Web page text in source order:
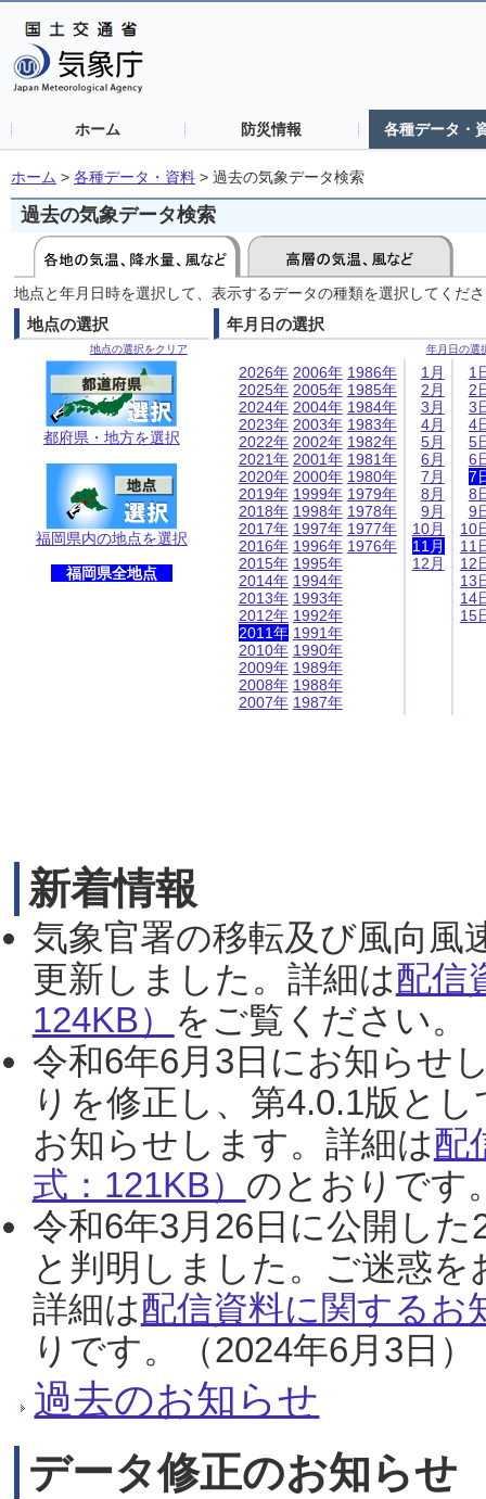
ホーム 防災情報 各種データ・
ホーム > 各種データ・資料 > 過去の気象データ検索
過去の気象データ検索
地点と年月日時を選択して、表示するデータの種類を選択してくだ
地点の選択
地点の選択をクリア
都府県・地方を選択
福岡県内の地点を選択
福岡県全地点
年月日の選択
年月日の選
2026年
2025年
2024年
2023年
2022年
2021年
2020年
2019年
2018年
2017年
2016年
2015年
2014年
2013年
2012年
2011年
2010年
2009年
2008年
2007年
2006年
2005年
2004年
2003年
2002年
2001年
2000年
1999年
1998年
1997年
1996年
1995年
1994年
1993年
1992年
1991年
1990年
1989年
1988年
1987年
1986年
1985年
1984年
1983年
1982年
1981年
1980年
1979年
1978年
1977年
1976年
1月
2月
3月
4月
5月
6月
7月
8月
9月
10月
11月
12月
1
2
3
4
5
6
7
8
9
10
11
12
13
14
15
新着情報
気象官署の移転及び風向風
更新しました。詳細は配信
124KB） をご覧ください。
令和6年6月3日にお知らせ
りを修正し、第4.0.1版と
お知らせします。詳細は配
式：121KB） のとおりです
令和6年3月26日に公開し
と判明しました。ご迷惑
詳細は配信資料に関するお
りです。（2024年6月3日）
過去のお知らせ
データ修正のお知らせ